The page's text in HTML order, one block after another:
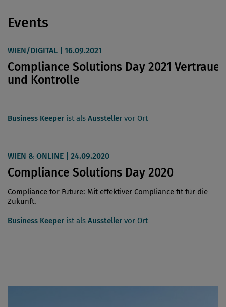
Events
WIEN/DIGITAL | 16.09.2021
Compliance Solutions Day 2021 Vertrauen
und Kontrolle
Business Keeper ist als Aussteller vor Ort
WIEN & ONLINE | 24.09.2020
Compliance Solutions Day 2020
Compliance for Future: Mit effektiver Compliance fit für die
Zukunft.
Business Keeper ist als Aussteller vor Ort